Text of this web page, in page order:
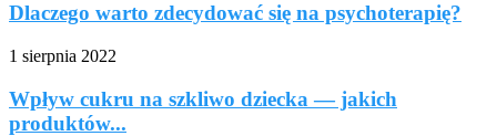
Dlaczego warto zdecydować się na psychoterapię?
1 sierpnia 2022
Wpływ cukru na szkliwo dziecka — jakich
produktów...